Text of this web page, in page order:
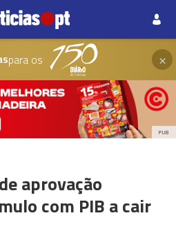
para os ×
PUB
aprovação
com PIB a cair